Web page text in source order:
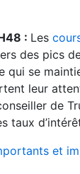
: Les
des pics
qui se
leur
de
taux
et